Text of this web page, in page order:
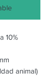
10%
animal)